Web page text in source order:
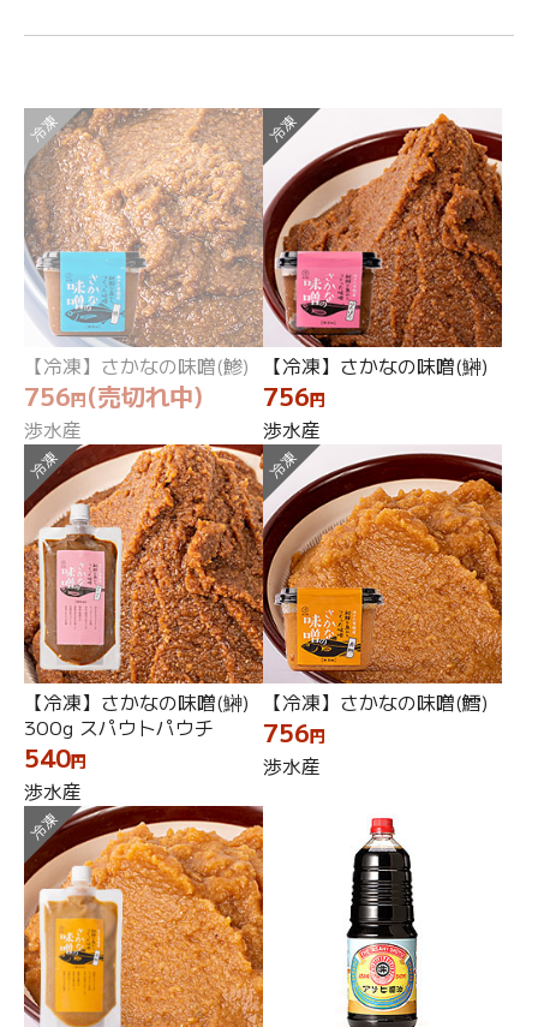
【冷凍】さかなの味噌(鯵)
756円(売切れ中)
渉水産
冷凍
【冷凍】さかなの味噌(鰰)
756円
渉水産
冷凍
【冷凍】さかなの味噌(鰰)
300g スパウトパウチ
540円
渉水産
冷凍
【冷凍】さかなの味噌(鱈)
756円
渉水産
冷凍
冷凍